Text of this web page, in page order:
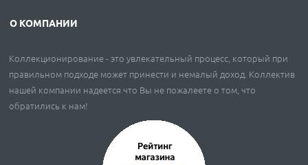
О КОМПАНИИ
Коллекционирование - это увлекательный процесс, который при
правильном подходе может принести и немалый доход. Коллектив
нашей компании надеется что Вы не пожалеете о том, что
обратились к нам!